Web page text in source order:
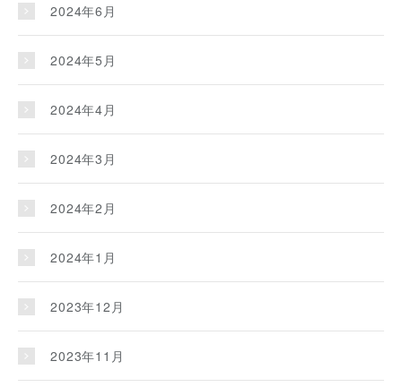
2024年6月
2024年5月
2024年4月
2024年3月
2024年2月
2024年1月
2023年12月
2023年11月